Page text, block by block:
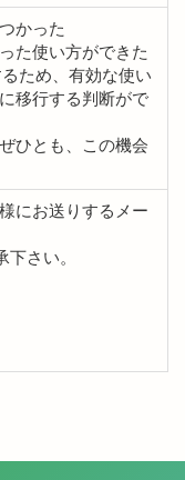
かった
た使い方ができた
ため、有効な使い
移行する判断がで
ひとも、この機会
にお送りするメー
さい。